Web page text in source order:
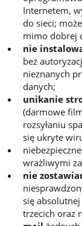
Internetem,
do sieci;
mimo dobrej
nie
bez
nieznanych
danych;
unikanie
(darmowe
rozsyłaniu
się ukryte
wrażliwymi
nie
się
trzecich oraz